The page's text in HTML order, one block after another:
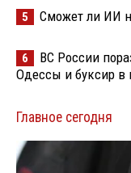
5 Сможет ли ИИ
6
ВС России
Одессы и буксир в
Главное сегодня